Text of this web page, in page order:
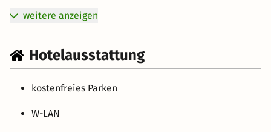
weitere anzeigen
Hotelausstattung
kostenfreies Parken
W-LAN